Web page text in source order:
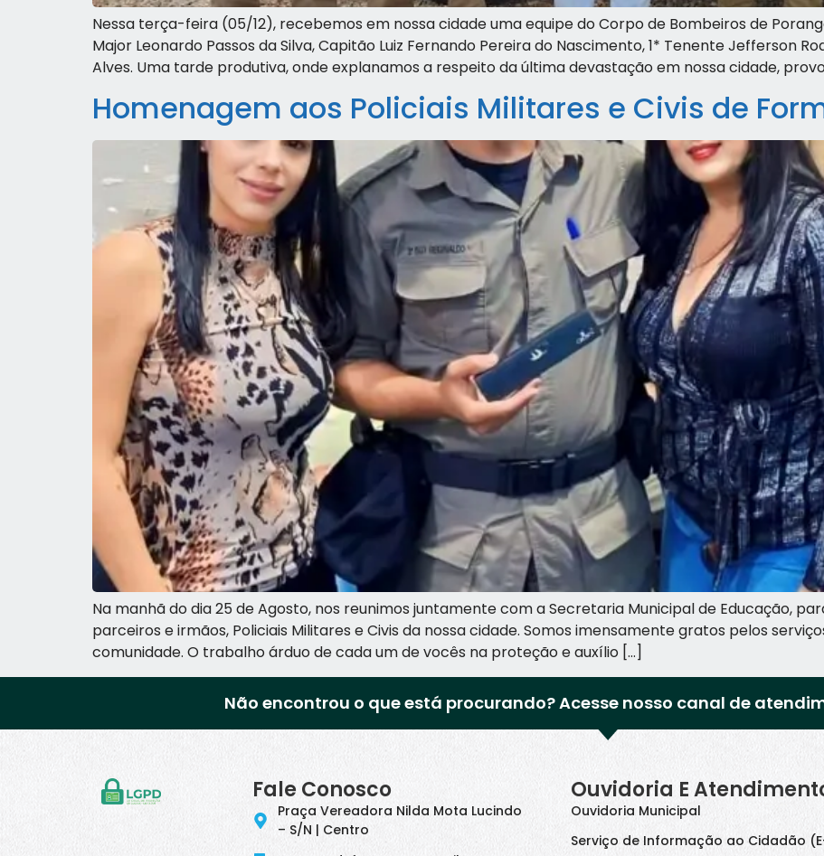
Nessa terça-feira (05/12), recebemos em nossa cidade uma equipe do Corpo de Bombeiros de
Major Leonardo Passos da Silva, Capitão Luiz Fernando Pereira do Nascimento, 1* Tenente Jefferson
Alves. Uma tarde produtiva, onde explanamos a respeito da última devastação em nossa cidade,
Homenagem aos Policiais Militares e Civis de
Na manhã do dia 25 de Agosto, nos reunimos juntamente com a Secretaria Municipal de Educação,
parceiros e irmãos, Policiais Militares e Civis da nossa cidade. Somos imensamente gratos pelos
comunidade. O trabalho árduo de cada um de vocês na proteção e auxílio […]
Não encontrou o que está procurando? Acesse nosso canal de
Fale Conosco
Praça Vereadora Nilda Mota Lucindo
– S/N | Centro
Ouvidoria E
Ouvidoria Municipal
Serviço de Informação ao Cidadão